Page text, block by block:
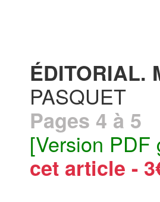
ÉDITORIAL.
PASQUET
Pages 4 à 5
[Version
cet article -